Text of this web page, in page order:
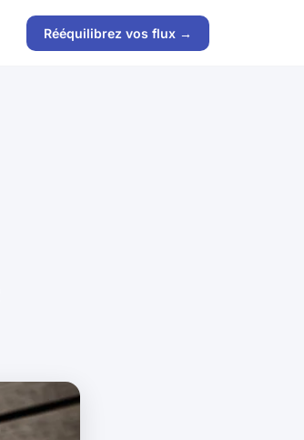
Rééquilibrez vos flux →